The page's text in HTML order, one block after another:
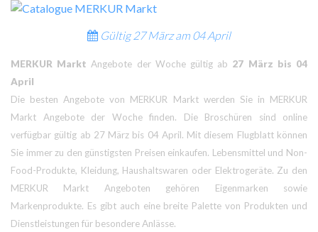
Gültig 27 März am 04 April
MERKUR Markt Angebote der Woche gültig ab 27 März bis 04
April
Die besten Angebote von MERKUR Markt werden Sie in MERKUR
Markt Angebote der Woche finden. Die Broschüren sind online
verfügbar gültig ab 27 März bis 04 April. Mit diesem Flugblatt können
Sie immer zu den günstigsten Preisen einkaufen. Lebensmittel und Non-
Food-Produkte, Kleidung, Haushaltswaren oder Elektrogeräte. Zu den
MERKUR Markt Angeboten gehören Eigenmarken sowie
Markenprodukte. Es gibt auch eine breite Palette von Produkten und
Dienstleistungen für besondere Anlässe.